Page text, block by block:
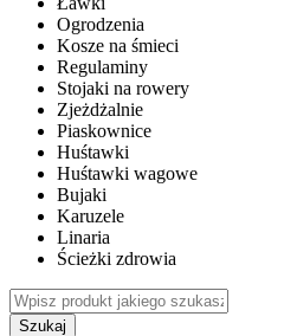
Ogrodzenia
Kosze na śmieci
Regulaminy
Stojaki na rowery
Zjeżdżalnie
Piaskownice
Huśtawki
Huśtawki wagowe
Bujaki
Karuzele
Linaria
Ścieżki zdrowia
Szukaj